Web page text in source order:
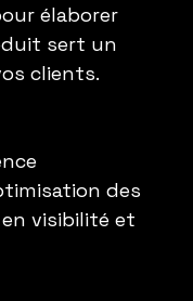
élaborer
sert un
clients.
des
visibilité et